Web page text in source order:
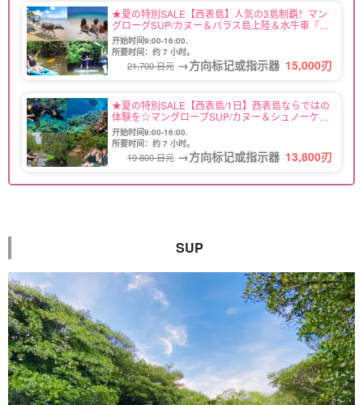
★夏の特別SALE【西表島】人気の3島制覇！マン
グローグSUP/カヌー＆バラス島上陸＆水牛車『由
布島』観光ツアー★写真無料（No.78）
开始时间9:00-16:00.
所要时间：约 7 小时。
21,700 日元 →方向标记或指示器 15,000刃
★夏の特別SALE【西表島/1日】西表島ならではの
体験を☆マングローブSUP/カヌー＆シュノーケリ
ングツアー★写真無料（No.84）
开始时间9:00-16:00.
所要时间：约 7 小时。
19 800 日元 →方向标记或指示器 13,800刃
SUP